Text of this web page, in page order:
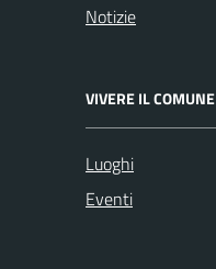
Notizie
VIVERE IL COMUNE
Luoghi
Eventi